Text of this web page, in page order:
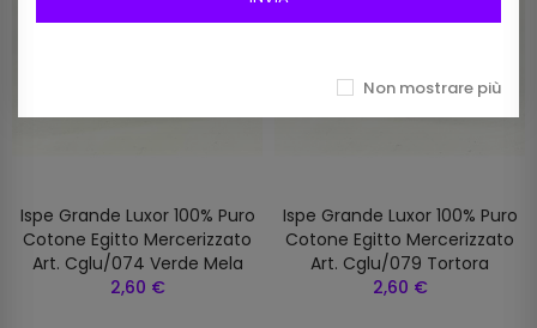
Ispe Grande Luxor 100% Puro
Cotone Egitto Mercerizzato
Art. Cglu/074 Verde Mela
2,60 €
Ispe Grande Luxor 100% Puro
Cotone Egitto Mercerizzato
Art. Cglu/079 Tortora
2,60 €
Non mostrare più